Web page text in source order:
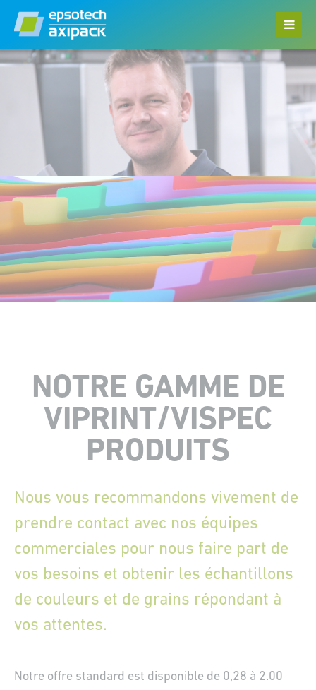
Datasheets
NOTRE GAMME DE
VIPRINT/VISPEC
PRODUITS
Nous vous recommandons vivement de
prendre contact avec nos équipes
commerciales pour nous faire part de
vos besoins et obtenir les échantillons
de couleurs et de grains répondant à
vos attentes.
Notre offre standard est disponible de 0,28 à 2.00